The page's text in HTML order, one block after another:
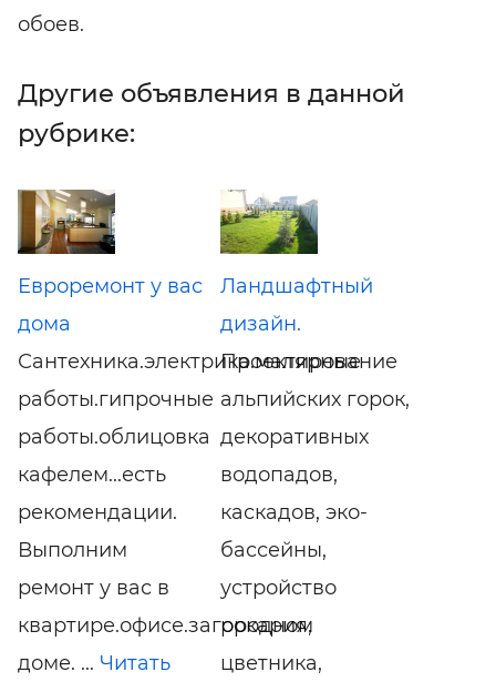
обоев.
Другие объявления в данной
рубрике:
Евроремонт у вас
дома
Сантехника.электрика.малярные
работы.гипрочные
работы.облицовка
кафелем...есть
рекомендации.
Выполним
ремонт у вас в
квартире.офисе.загородном
доме. ... Читать
Ландшафтный
дизайн.
Проектирование
альпийских горок,
декоративных
водопадов,
каскадов, эко-
бассейны,
устройство
рокария,
цветника,